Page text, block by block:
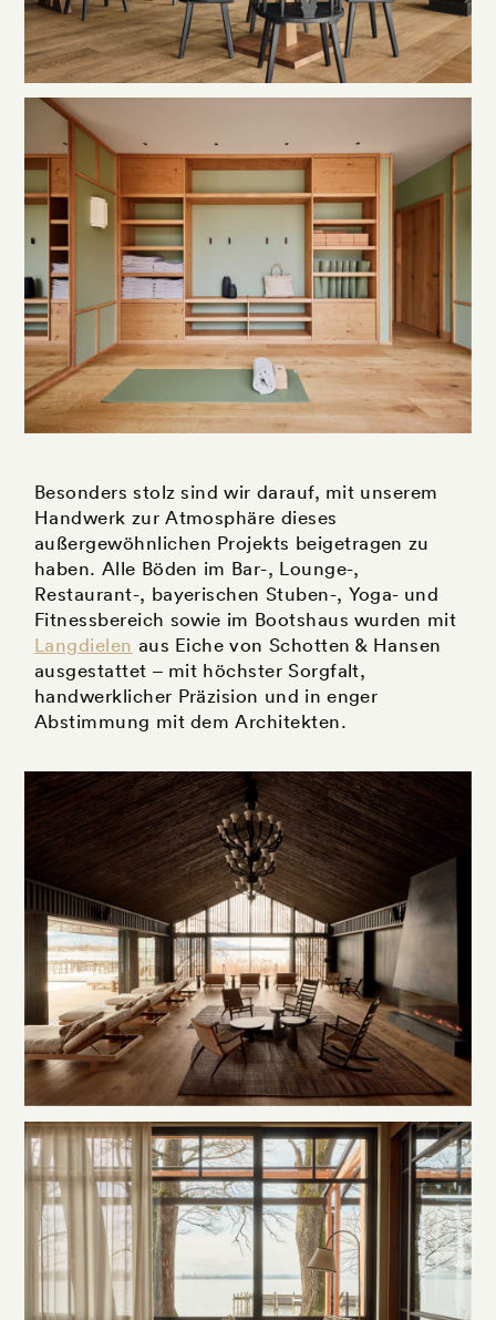
Besonders stolz sind wir darauf, mit unserem
Handwerk zur Atmosphäre dieses
außergewöhnlichen Projekts beigetragen zu
haben. Alle Böden im Bar-, Lounge-,
Restaurant-, bayerischen Stuben-, Yoga- und
Fitnessbereich sowie im Bootshaus wurden mit
Langdielen aus Eiche von Schotten & Hansen
ausgestattet – mit höchster Sorgfalt,
handwerklicher Präzision und in enger
Abstimmung mit dem Architekten.